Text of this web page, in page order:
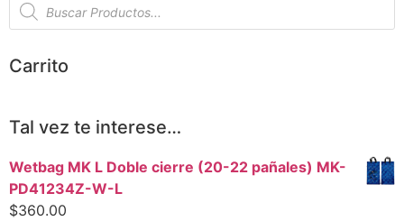
Carrito
Tal vez te interese…
Wetbag MK L Doble cierre (20-22 pañales) MK-
PD41234Z-W-L
$360.00